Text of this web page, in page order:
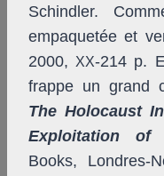
Schindler.
empaquetée et
2000,XX-214 p.
frappe un grand
The Holocaust
Exploitation of
Books, Londres-